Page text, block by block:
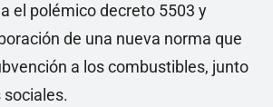
el polémico decreto 5503 y
de una nueva norma que
a los combustibles, junto
sociales.